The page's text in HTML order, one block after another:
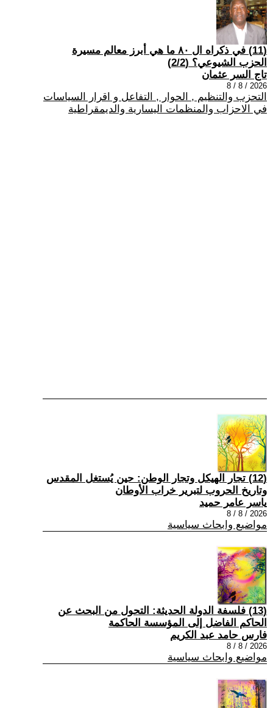
(11) في ذكراه ال ٨٠ ما هي أبرز معالم مسيرة
الحزب الشيوعي؟ (2/2)
تاج السر عثمان
2026 / 8 / 8
التحزب والتنظيم , الحوار , التفاعل و اقرار السياسات
في الاحزاب والمنظمات اليسارية والديمقراطية
(12) تجار الهيكل وتجار الوطن: حين يُستغل المقدس
وتاريخ الحروب لتبرير خراب الأوطان
ياسر عامر حميد
2026 / 8 / 8
مواضيع وابحاث سياسية
(13) فلسفة الدولة الحديثة: التحول من البحث عن
الحاكم الفاضل إلى المؤسسة الحاكمة
فارس حامد عبد الكريم
2026 / 8 / 8
مواضيع وابحاث سياسية